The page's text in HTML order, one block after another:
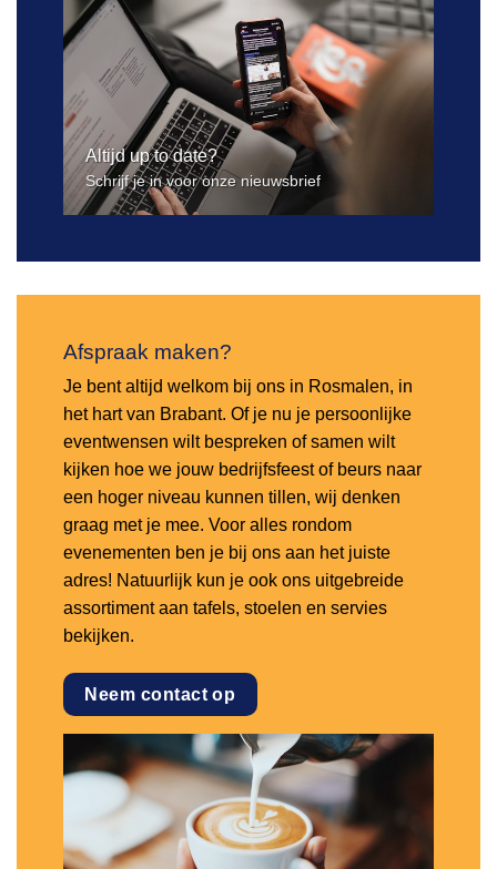
Altijd up to date?
Schrijf je in voor onze nieuwsbrief
Afspraak maken?
Je bent altijd welkom bij ons in Rosmalen, in
het hart van Brabant. Of je nu je persoonlijke
eventwensen wilt bespreken of samen wilt
kijken hoe we jouw bedrijfsfeest of beurs naar
een hoger niveau kunnen tillen, wij denken
graag met je mee. Voor alles rondom
evenementen ben je bij ons aan het juiste
adres! Natuurlijk kun je ook ons uitgebreide
assortiment aan tafels, stoelen en servies
bekijken.
Neem contact op